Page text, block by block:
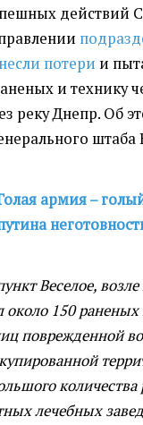
действий
потери и
и технику
реку Днепр. Об
штаба
армия –
Веселое,
около 150
поврежденной
лечебных